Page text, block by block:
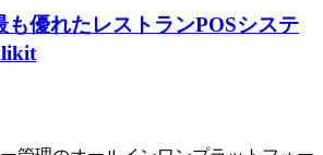
も優れたレストランPOSシステ